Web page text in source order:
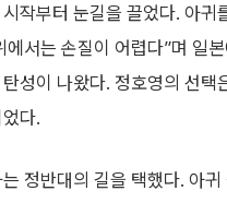
작부터 눈길을 끌었다. 아
에서는 손질이 어렵다”며 일
성이 나왔다. 정호영의 선택
다.
정반대의 길을 택했다. 아